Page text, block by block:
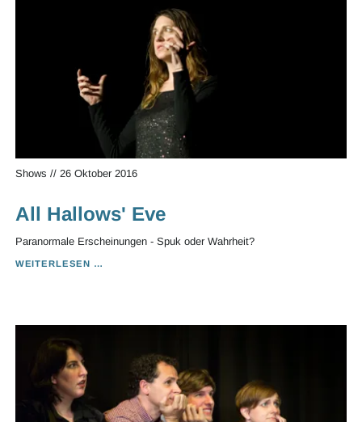
Shows // 26 Oktober 2016
All Hallows' Eve
Paranormale Erscheinungen - Spuk oder Wahrheit?
WEITERLESEN …